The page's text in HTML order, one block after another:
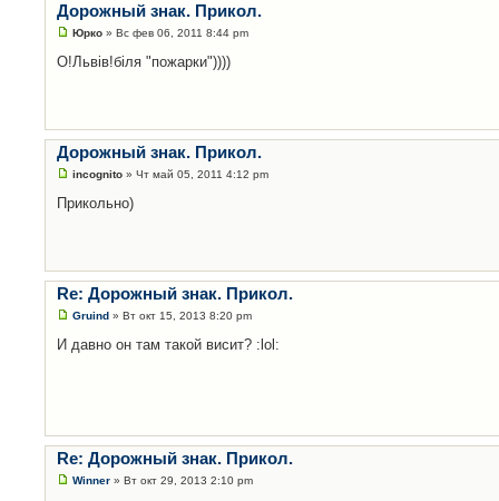
Дорожный знак. Прикол.
Юрко » Вс фев 06, 2011 8:44 pm
О!Львів!біля "пожарки"))))
Дорожный знак. Прикол.
incognito » Чт май 05, 2011 4:12 pm
Прикольно)
Re: Дорожный знак. Прикол.
Gruind » Вт окт 15, 2013 8:20 pm
И давно он там такой висит? :lol:
Re: Дорожный знак. Прикол.
Winner » Вт окт 29, 2013 2:10 pm